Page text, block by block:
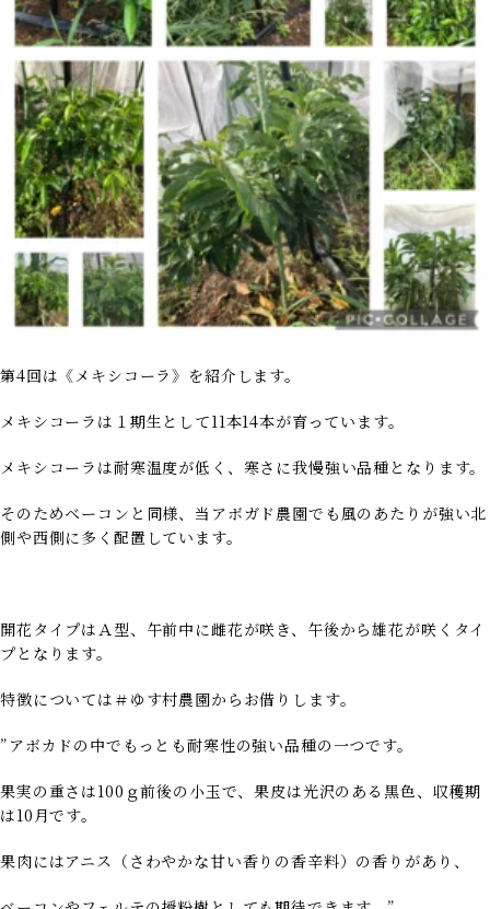
第4回は《メキシコーラ》を紹介します。
メキシコーラは１期生として11本14本が育っています。
メキシコーラは耐寒温度が低く、寒さに我慢強い品種となります。
そのためベーコンと同様、当アボガド農園でも風のあたりが強い北
側や西側に多く配置しています。
開花タイプはＡ型、午前中に雌花が咲き、午後から雄花が咲くタイ
プとなります。
特徴については＃ゆす村農園からお借りします。
”アボカドの中でもっとも耐寒性の強い品種の一つです。
果実の重さは100ｇ前後の小玉で、果皮は光沢のある黒色、収穫期
は10月です。
果肉にはアニス（さわやかな甘い香りの香辛料）の香りがあり、